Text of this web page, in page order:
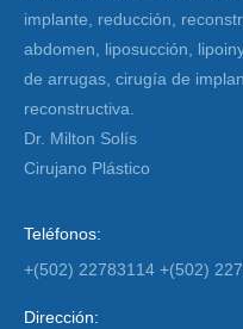
implante, reducción,
abdomen, liposucción,
de arrugas, cirugía de
reconstructiva.
Dr. Milton Solís
Cirujano Plástico
Teléfonos:
+(502) 22783114 +(502)
Dirección: